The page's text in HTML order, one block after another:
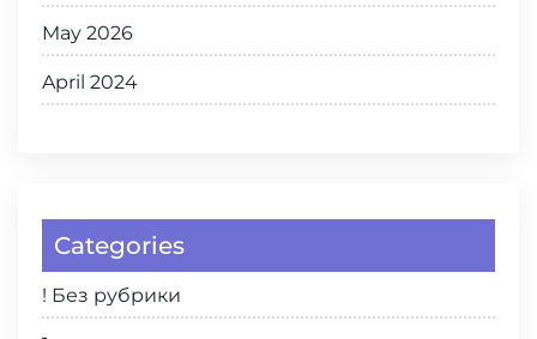
May 2026
April 2024
Categories
! Без рубрики